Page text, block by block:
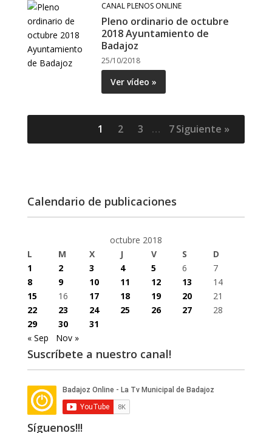
CANAL PLENOS ONLINE
Pleno ordinario de octubre
2018 Ayuntamiento de
Badajoz
25/10/2018
Ver vídeo »
1 2 3 … 7Siguiente »
Calendario de publicaciones
octubre 2018
L
M X J V S
D
1
2 3 4 5 6
7
8
9 10 11 12 13
14
15
16 17 18 19 20
21
22
23 24 25 26 27
28
29
30
31
« Sep
Nov »
Suscríbete a nuestro canal!
Síguenos!!!